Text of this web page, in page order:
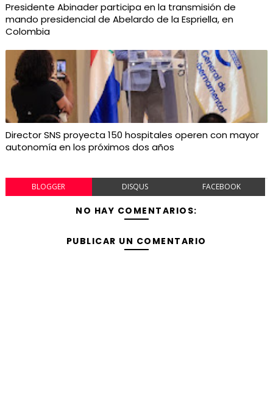
Presidente Abinader participa en la transmisión de
mando presidencial de Abelardo de la Espriella, en
Colombia
Director SNS proyecta 150 hospitales operen con mayor
autonomía en los próximos dos años
BLOGGER DISQUS FACEBOOK
NO HAY COMENTARIOS:
PUBLICAR UN COMENTARIO